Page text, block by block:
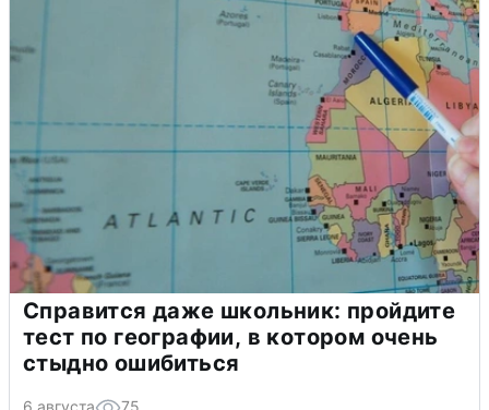
Справится даже школьник: пройдите
тест по географии, в котором очень
стыдно ошибиться
6 августа 75